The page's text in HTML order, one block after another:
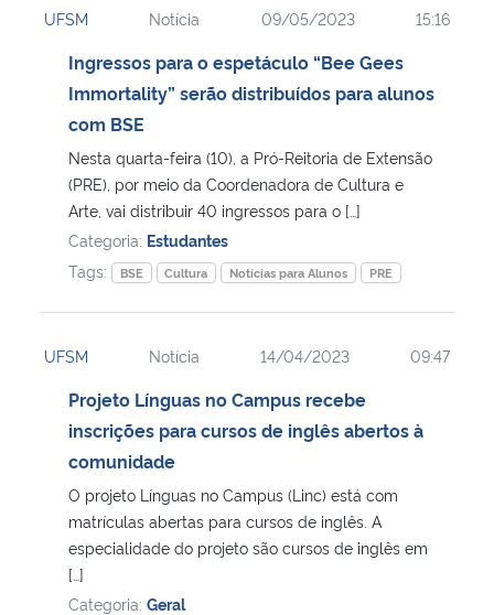
Ministério da Cidadania
Ministério da Saúde
Ministério de Minas e Energia
Ministério da Ciência, Tecnologia, Inovações e Comunicações
Ministério do Meio Ambiente
Ministério do Turismo
Ministério do Desenvolvimento Regional
Controladoria-Geral da União
Ministério da Mulher, da Família e dos Direitos Humanos
Secretaria-Geral
Secretaria de Governo
UFSM Notícia 09/05/2023 15:16
Ingressos para o espetáculo “Bee Gees
Immortality” serão distribuídos para alunos
com BSE
Nesta quarta-feira (10), a Pró-Reitoria de Extensão
(PRE), por meio da Coordenadora de Cultura e
Arte, vai distribuir 40 ingressos para o […]
Categoria: Estudantes
Tags:
BSE Cultura Notícias para Alunos PRE
UFSM Notícia 14/04/2023 09:47
Projeto Línguas no Campus recebe
inscrições para cursos de inglês abertos à
comunidade
O projeto Línguas no Campus (Linc) está com
matrículas abertas para cursos de inglês. A
especialidade do projeto são cursos de inglês em
[…]
Categoria: Geral